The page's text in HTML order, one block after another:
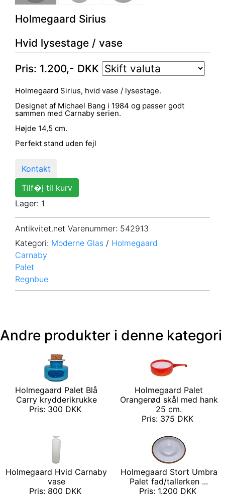
Holmegaard Sirius
Hvid lysestage / vase
Pris: 1.200,- DKK
Holmegaard Sirius, hvid vase / lysestage.
Designet af Michael Bang i 1984 og passer godt
sammen med Carnaby serien.
Højde 14,5 cm.
Perfekt stand uden fejl
Kontakt
Tilf�j til kurv
Lager: 1
Antikvitet.net Varenummer: 542913
Kategori: Moderne Glas / Holmegaard
Carnaby
Palet
Regnbue
Andre produkter i denne kategori
Holmegaard Palet Blå
Carry krydderikrukke
Pris: 300 DKK
Holmegaard Palet
Orangerød skål med hank
25 cm.
Pris: 375 DKK
Holmegaard Hvid Carnaby
vase
Pris: 800 DKK
Holmegaard Stort Umbra
Palet fad/tallerken ...
Pris: 1.200 DKK